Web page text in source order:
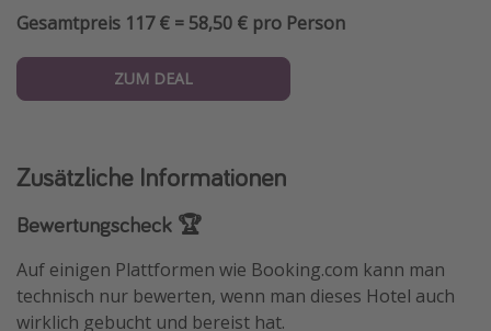
Gesamtpreis 117 € = 58,50 € pro Person
ZUM DEAL
Zusätzliche Informationen
Bewertungscheck 🏆
Auf einigen Plattformen wie Booking.com kann man
technisch nur bewerten, wenn man dieses Hotel auch
wirklich gebucht und bereist hat.